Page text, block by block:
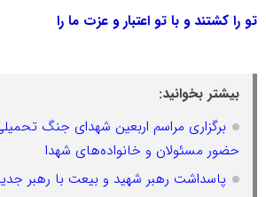
تو را کشتند و با تو اعتبار و عزت ما را
بیشتر بخوانید:
برگزاری مراسم اربعین شهدای جنگ
حضور مسئولان و خانواده‌های شهدا
پاسداشت رهبر شهید و بیعت با رهبر